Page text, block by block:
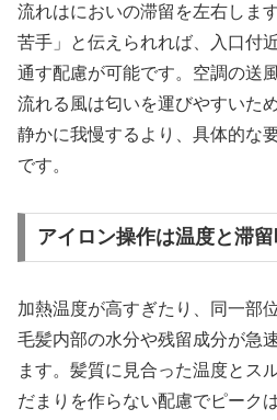
流れはにおいの滞留を左右しま
苦手」と伝えられれば、入口付
通す配慮が可能です。空調の送
流れる風は匂いを運びやすいた
静かに我慢するより、具体的な
です。
アイロン操作は温度と滞
加熱温度が高すぎたり、同一部
毛髪内部の水分や残留成分が急
ます。髪質に見合った温度とス
だまりを作らない配慮でピーク